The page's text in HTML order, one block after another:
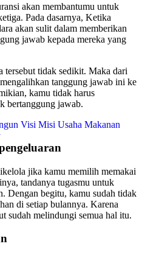
akan membantumu untuk
Pada dasarnya, Ketika
akan sulit dalam memberikan
jawab kepada mereka yang
tersebut tidak sedikit. Maka dari
tanggung jawab ini ke
kamu tidak harus
bertanggung jawab.
Visi Misi Usaha Makanan
jika kamu memilih memakai
tandanya tugasmu untuk
Dengan begitu, kamu sudah tidak
di setiap bulannya. Karena
sudah melindungi semua hal itu.